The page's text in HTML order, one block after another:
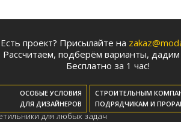
Есть проект? Присылайте на
Рассчитаем, подберём варианты, дадим
Бесплатно за 1 час!
ОСОБЫЕ УСЛОВИЯ
ДЛЯ ДИЗАЙНЕРОВ
СТРОИТЕЛЬНЫМ
ПОДРЯДЧИКАМ И
для любых задач